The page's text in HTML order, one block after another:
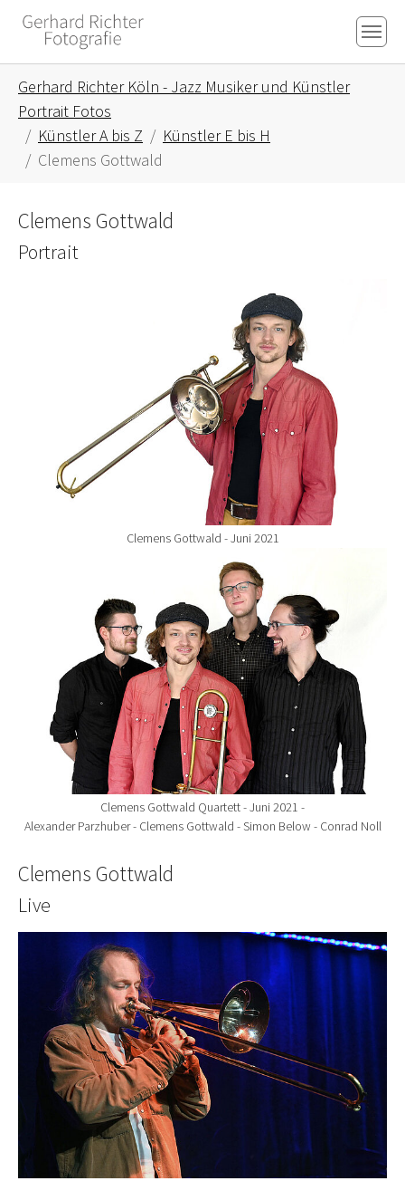
Skip to main content
Skip to page footer
Gerhard Richter Köln - Jazz Musiker und Künstler
Portrait Fotos
Künstler A bis Z
Künstler E bis H
Clemens Gottwald
Clemens Gottwald
Portrait
Clemens Gottwald - Juni 2021
Clemens Gottwald Quartett - Juni 2021 -
Alexander Parzhuber - Clemens Gottwald - Simon Below - Conrad Noll
Clemens Gottwald
Live
Show larger version for: